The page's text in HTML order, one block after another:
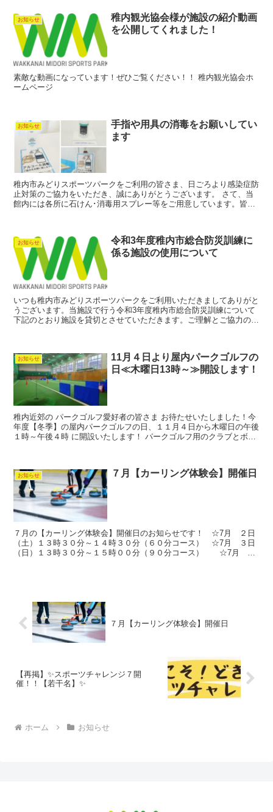
お知らせ
稚内観光協会様が施設の紹介動画
を公開してくれました！
素敵な動画になっています！ぜひご覧ください！！ 稚内観光協会ホ
ームページ
お知らせ
手指や用具の消毒をお願いしてい
ます
稚内市みどりスポーツパークをご利用の皆さま、日ごろより感染症防
止対策のご協力をいただき、誠にありがとうございます。 さて、当
館内には各所に石けん･消毒用スプレー等をご用意しています。皆さ
お知らせ
令和3年度稚内市総合防災訓練に
係る施設の使用について
いつも稚内市みどりスポーツパークをご利用いただきましてありがと
うございます。当施設で行う令和3年度稚内市総合防災訓練について
下記のとおり施設を貸切とさせていただきます。ご理解とご協力のほ
お知らせ
11月４日より屋内パークゴルフの
日≪木曜日13時～≫開設します！
稚内近郊の パークゴルフ愛好者の皆さま お待たせいたしました！今
年度【冬季】の屋内パークゴルフの日、１１月４日から木曜日の午後
１時～午後４時 に開設いたします！ パークゴルフ用のクラブとボー
お知らせ ７月【カーリング体験会】開催日
７月の【カーリング体験会】開催日のお知らせです！ ☆7月 ２日
（土）１３時３０分～１４時３０分（６０分コース） ☆7月 ３日
（日）１３時３０分～１５時００分（９０分コース） ☆7月 ６
７月【カーリング体験会】開催日
【再掲】✨スポーツチャレンジ７開
催！！【若干名】✨
ホーム お知らせ